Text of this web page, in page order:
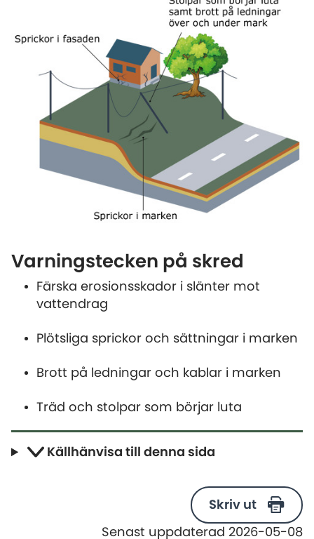
Varningstecken på skred
Färska erosionsskador i slänter mot
vattendrag
Plötsliga sprickor och sättningar i marken
Brott på ledningar och kablar i marken
Träd och stolpar som börjar luta
Källhänvisa till denna sida
Skriv ut
Senast uppdaterad 2026-05-08